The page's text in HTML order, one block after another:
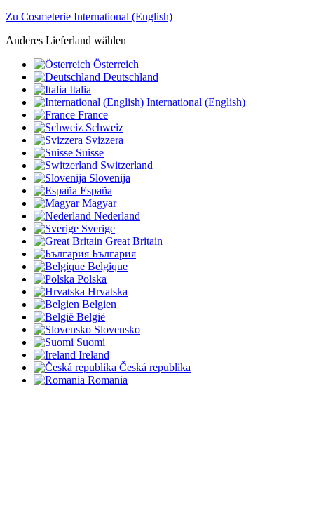
Zu Cosmeterie International (English)
Anderes Lieferland wählen
Österreich
Deutschland
Italia
International (English)
France
Schweiz
Svizzera
Suisse
Switzerland
Slovenija
España
Magyar
Nederland
Sverige
Great Britain
България
Belgique
Polska
Hrvatska
Belgien
België
Slovensko
Suomi
Ireland
Česká republika
Romania